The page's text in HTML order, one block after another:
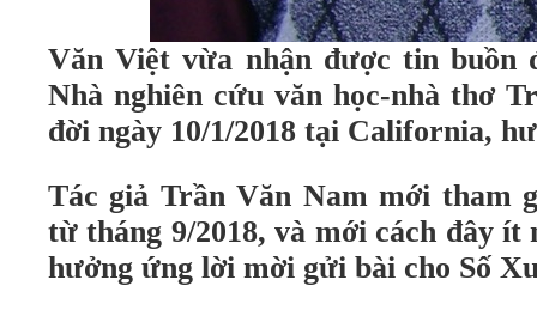
Văn Việt vừa nhận được tin
Nhà nghiên cứu văn học-nhà thơ
đời ngày 10/1/2018 tại California,
Tác giả Trần Văn Nam mới tham
từ tháng 9/2018, và mới cách đây ít
hưởng ứng lời mời gửi bài cho Số